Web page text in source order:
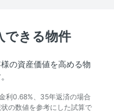
できる物件
の資産価値を高める物
利0.68%、35年返済の場合
の数値を参考にした試算で